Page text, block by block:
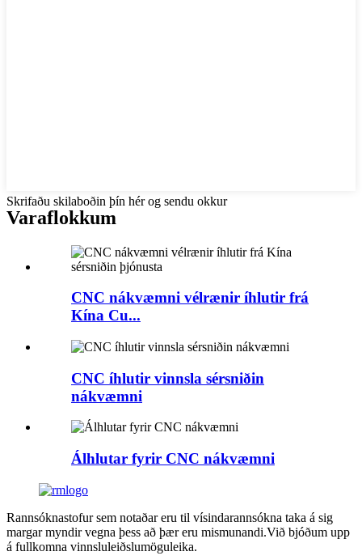
Skrifaðu skilaboðin þín hér og sendu okkur
Varaflokkum
CNC nákvæmni vélrænir íhlutir frá
Kína Cu...
CNC íhlutir vinnsla sérsniðin
nákvæmni
Álhlutar fyrir CNC nákvæmni
Rannsóknastofur sem notaðar eru til vísindarannsókna taka á sig
margar myndir vegna þess að þær eru mismunandi.Við bjóðum upp
á fullkomna vinnsluleiðslumöguleika.